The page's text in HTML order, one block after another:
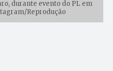
durante evento do PL em
Reprodução